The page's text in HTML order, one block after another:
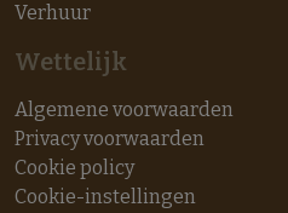
Verhuur
Wettelijk
Algemene voorwaarden
Privacy voorwaarden
Cookie policy
Cookie-instellingen